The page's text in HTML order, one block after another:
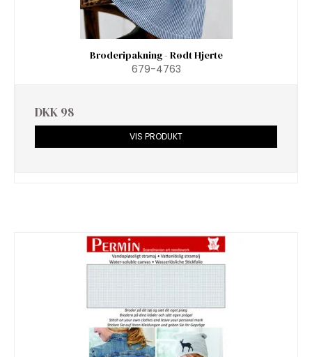
Broderipakning - Rødt Hjerte
679-4763
DKK 98
VIS PRODUKT